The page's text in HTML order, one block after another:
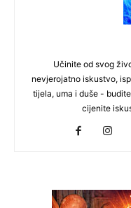
Učinite od svog
nevjerojatno iskustvo,
tijela, uma i duše -
cijenite